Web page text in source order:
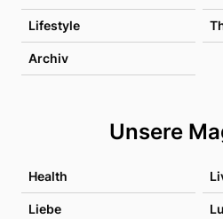
Lifestyle
Archiv
Unsere
Health
Liebe